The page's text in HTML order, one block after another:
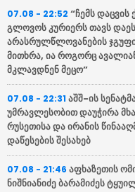
07.08 - 22:52“ჩემს დაცვის
გლოვოს კურიერს თავს
არასრულწლოვანების
მითხრა, ია როგორც
მკლავდნენ მეცო”
07.08 - 22:31აშშ-ის
უმრავლესობით დაუჭირა
რუსეთისა და ირანის
დაწესების შესახებ
07.08 - 21:46აფხაზეთის
ნიშნიანიძე ბარამიძეს